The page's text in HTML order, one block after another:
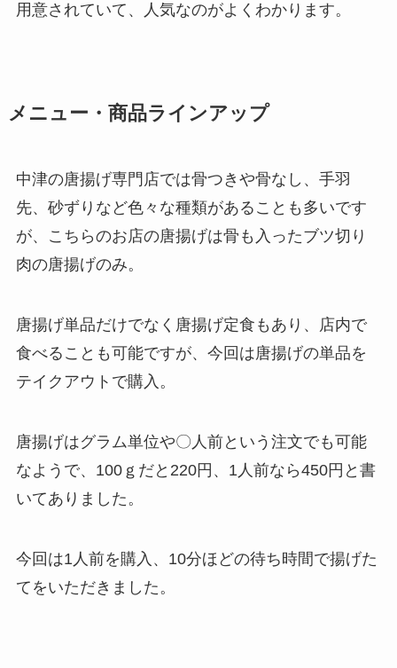
用意されていて、人気なのがよくわかります。
メニュー・商品ラインアップ
中津の唐揚げ専門店では骨つきや骨なし、手羽
先、砂ずりなど色々な種類があることも多いです
が、こちらのお店の唐揚げは骨も入ったブツ切り
肉の唐揚げのみ。
唐揚げ単品だけでなく唐揚げ定食もあり、店内で
食べることも可能ですが、今回は唐揚げの単品を
テイクアウトで購入。
唐揚げはグラム単位や〇人前という注文でも可能
なようで、100ｇだと220円、1人前なら450円と書
いてありました。
今回は1人前を購入、10分ほどの待ち時間で揚げた
てをいただきました。